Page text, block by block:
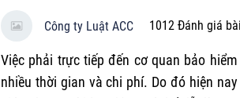
Công ty Luật ACC 1012 Đánh giá
Việc phải trực tiếp đến cơ quan bảo
nhiều thời gian và chi phí. Do đó hiện